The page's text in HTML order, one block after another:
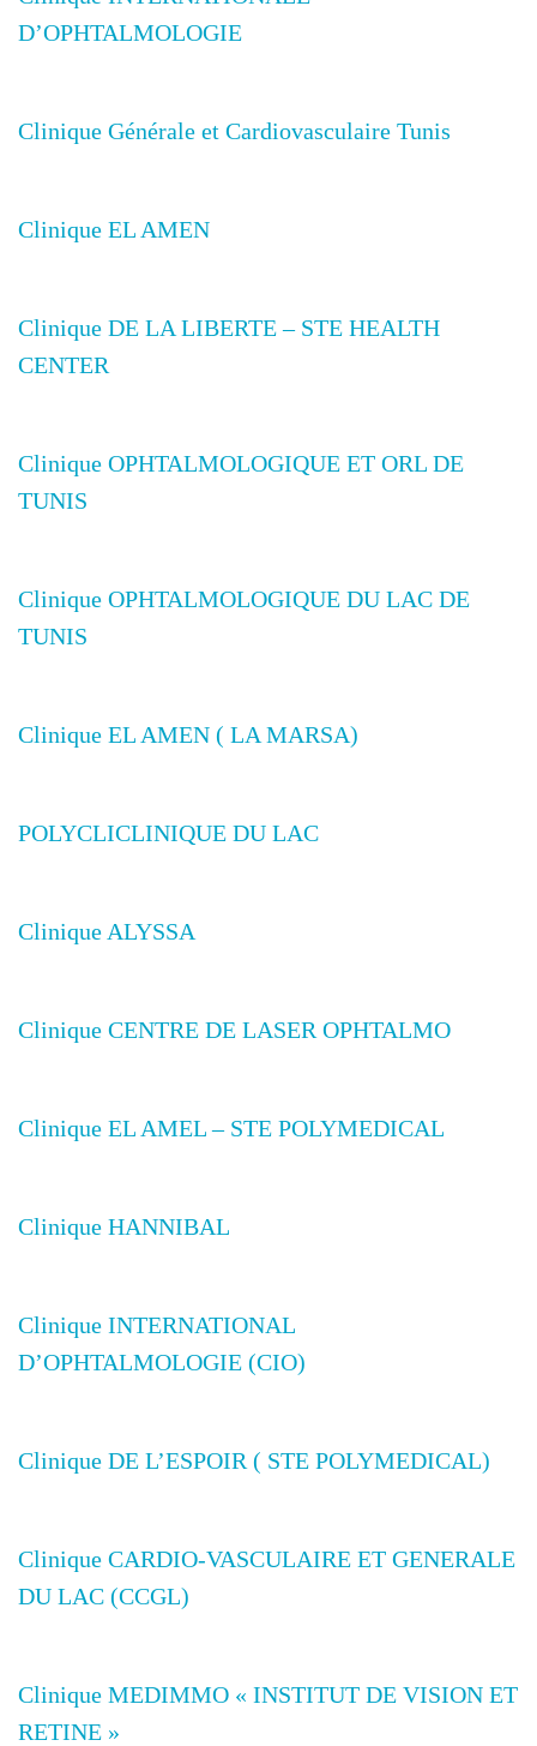
D’OPHTALMOLOGIE
Clinique Générale et Cardiovasculaire Tunis
Clinique EL AMEN
Clinique DE LA LIBERTE – STE HEALTH
CENTER
Clinique OPHTALMOLOGIQUE ET ORL DE
TUNIS
Clinique OPHTALMOLOGIQUE DU LAC DE
TUNIS
Clinique EL AMEN ( LA MARSA)
POLYCLICLINIQUE DU LAC
Clinique ALYSSA
Clinique CENTRE DE LASER OPHTALMO
Clinique EL AMEL – STE POLYMEDICAL
Clinique HANNIBAL
Clinique INTERNATIONAL
D’OPHTALMOLOGIE (CIO)
Clinique DE L’ESPOIR ( STE POLYMEDICAL)
Clinique CARDIO-VASCULAIRE ET GENERALE
DU LAC (CCGL)
Clinique MEDIMMO « INSTITUT DE VISION ET
RETINE »